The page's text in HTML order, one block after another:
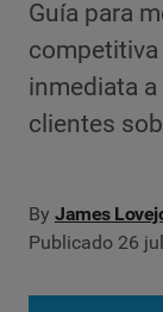
Guía para
competitiva
inmediata
clientes
By James
Publicado 26